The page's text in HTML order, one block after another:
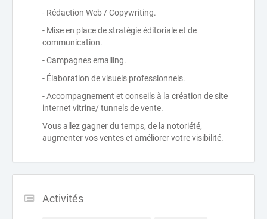
- Rédaction Web / Copywriting.
- Mise en place de stratégie éditoriale et de
communication.
- Campagnes emailing.
- Élaboration de visuels professionnels.
- Accompagnement et conseils à la création de site
internet vitrine/ tunnels de vente.
Vous allez gagner du temps, de la notoriété,
augmenter vos ventes et améliorer votre visibilité.
Activités